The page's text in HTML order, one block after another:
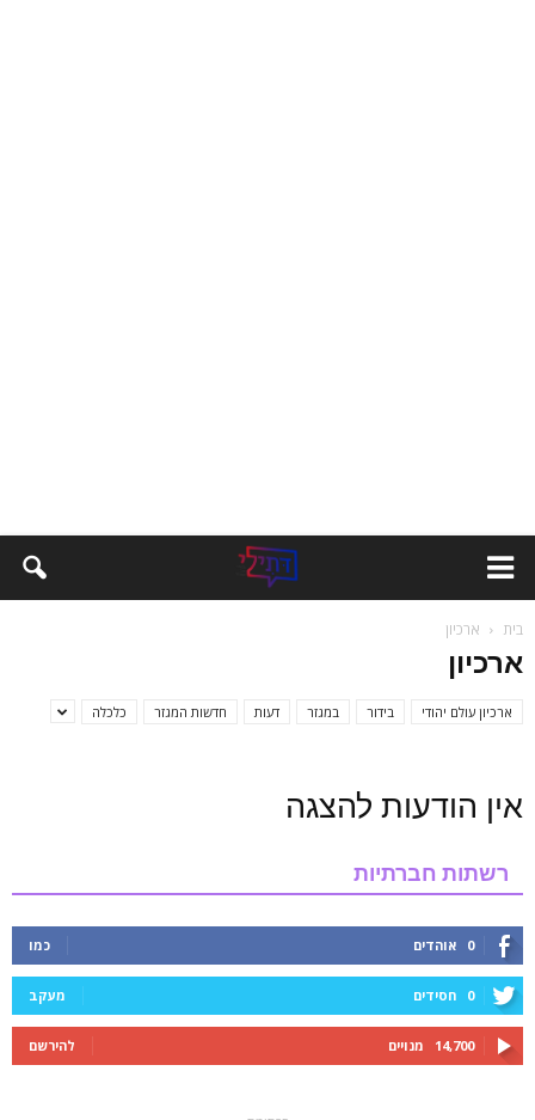
בית ארכיון
ארכיון
ארכיון עולם יהודי בידור במגזר דעות חדשות המגזר כלכלה
אין הודעות להצגה
רשתות חברתיות
0 אוהדים כמו
0 חסידים מעקב
14,700 מנויים להירשם